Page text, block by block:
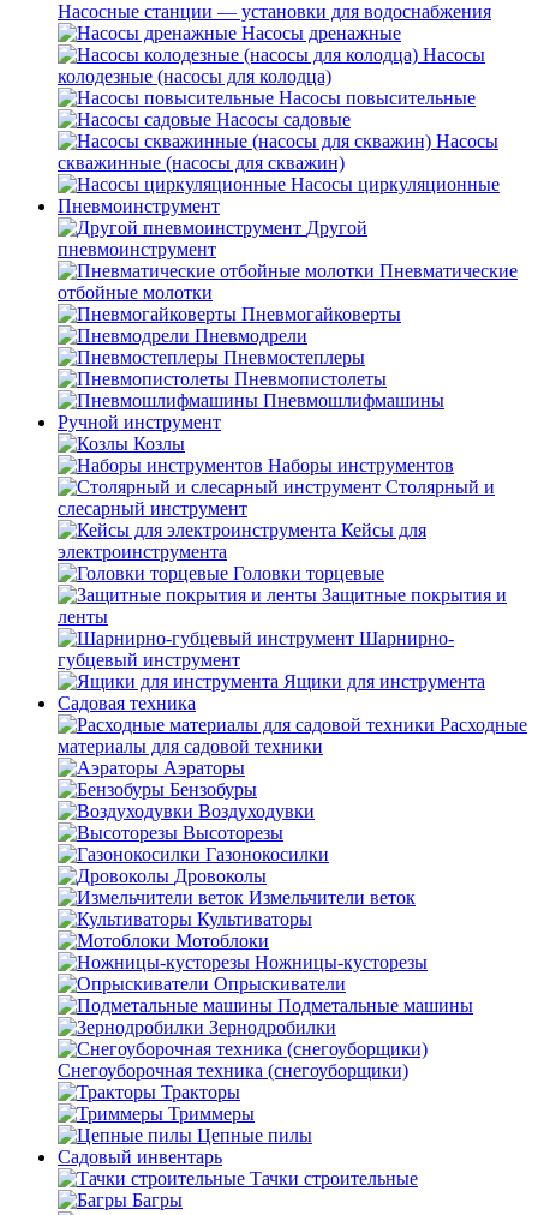
Насосные станции — установки для водоснабжения
Насосы дренажные
Насосы
колодезные (насосы для колодца)
Насосы повысительные
Насосы садовые
Насосы
скважинные (насосы для скважин)
Насосы циркуляционные
Пневмоинструмент
Другой
пневмоинструмент
Пневматические
отбойные молотки
Пневмогайковерты
Пневмодрели
Пневмостеплеры
Пневмопистолеты
Пневмошлифмашины
Ручной инструмент
Козлы
Наборы инструментов
Столярный и
слесарный инструмент
Кейсы для
электроинструмента
Головки торцевые
Защитные покрытия и
ленты
Шарнирно-
губцевый инструмент
Ящики для инструмента
Садовая техника
Расходные
материалы для садовой техники
Аэраторы
Бензобуры
Воздуходувки
Высоторезы
Газонокосилки
Дровоколы
Измельчители веток
Культиваторы
Мотоблоки
Ножницы-кусторезы
Опрыскиватели
Подметальные машины
Зернодробилки
Снегоуборочная техника (снегоуборщики)
Тракторы
Триммеры
Цепные пилы
Садовый инвентарь
Тачки строительные
Багры